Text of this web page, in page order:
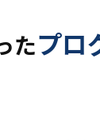
たプロ